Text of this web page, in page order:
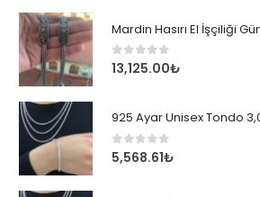
0out of 5
13,125.00₺
925 Ayar Unisex Tondo
0 out of 5
5,568.61₺